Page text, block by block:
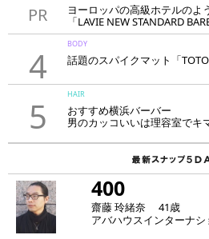
PR
ヨーロッパの高級ホテルのよ
「LAVIE NEW STANDARD
4
BODY
話題のスパイクマット「
5
HAIR
おすすめ横浜バーバー
男のカッコいいは理容室でキ
400
齋藤 玲緒奈 41歳
アバハウスインターナシ